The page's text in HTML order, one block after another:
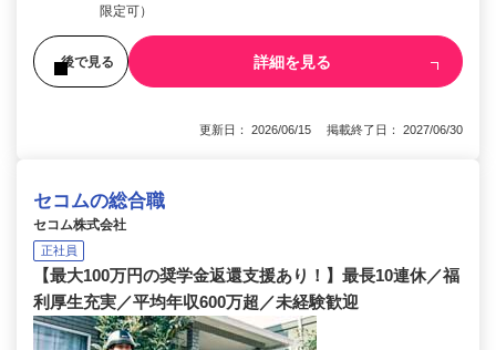
限定可）
後で見る 詳細を見る
更新日： 2026/06/15 掲載終了日： 2027/06/30
セコムの総合職
セコム株式会社
正社員
【最大100万円の奨学金返還支援あり！】最長10連休／福
利厚生充実／平均年収600万超／未経験歓迎